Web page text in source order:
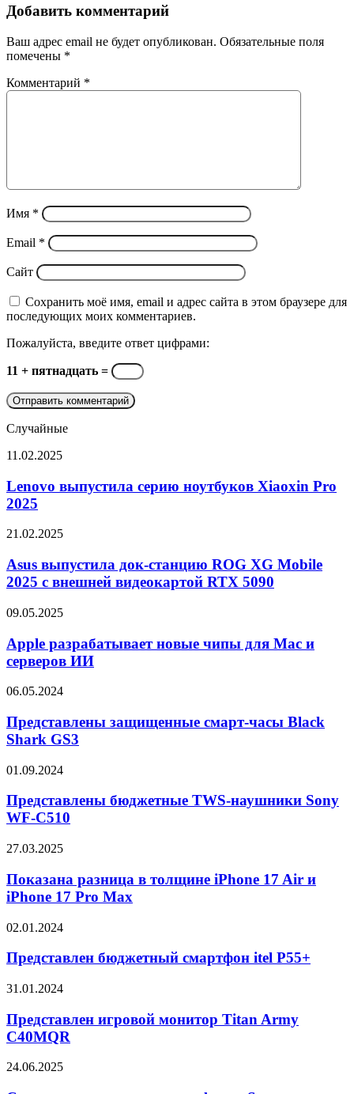
Добавить комментарий
Ваш адрес email не будет опубликован. Обязательные поля
помечены *
Комментарий *
Имя *
Email *
Сайт
Сохранить моё имя, email и адрес сайта в этом браузере для
последующих моих комментариев.
Пожалуйста, введите ответ цифрами:
11 + пятнадцать =
Случайные
Lenovo
серию
ноутбуков
Xiaoxin
2025
11.02.2025
Lenovo выпустила серию ноутбуков Xiaoxin Pro
2025
Asus
док-
станцию
ROG
Mobile
с
внешней
RTX
21.02.2025
Asus выпустила док-станцию ROG XG Mobile
2025 с внешней видеокартой RTX 5090
Apple
новые
чипы
для
и
ИИ
09.05.2025
Apple разрабатывает новые чипы для Mac и
серверов ИИ
Представлены
смарт-
часы
Black
GS3
06.05.2024
Представлены защищенные смарт-часы Black
Shark GS3
Представлены
TWS-
наушники
Sony
C510
01.09.2024
Представлены бюджетные TWS-наушники Sony
WF-C510
Показана
в
толщине
iPhone
Air
iPhone
Pro
27.03.2025
Показана разница в толщине iPhone 17 Air и
iPhone 17 Pro Max
Представлен
смартфон
itel
P55+
02.01.2024
Представлен бюджетный смартфон itel P55+
Представлен
монитор
Titan
Army
31.01.2024
Представлен игровой монитор Titan Army
C40MQR
Стали
24.06.2025